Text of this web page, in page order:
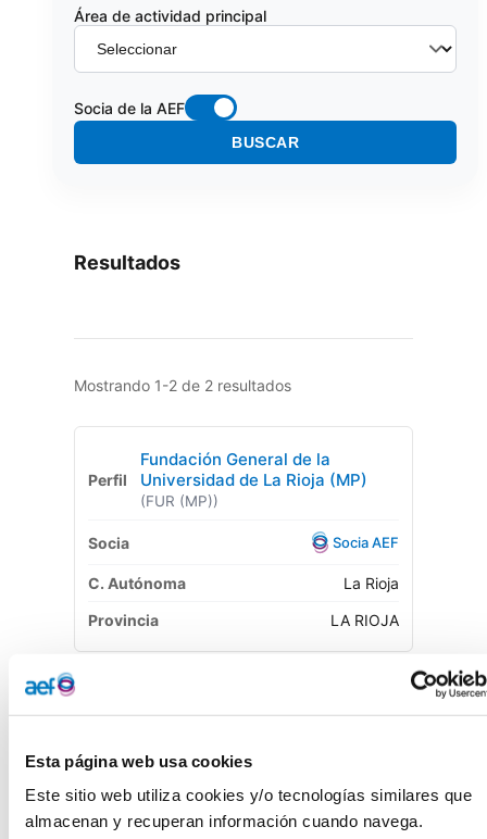
Esta página web usa cookies
Este sitio web utiliza cookies y/o tecnologías similares que
almacenan y recuperan información cuando navega.
Área de actividad principal
Socia de la AEF
BUSCAR
Resultados
Mostrando 1-2 de 2 resultados
Fundación General de la
Universidad de La Rioja (MP)
(FUR (MP))
Socia AEF
La Rioja
LA RIOJA
Personas con Discapacidad
(FUTURIOJA)
Socia AEF